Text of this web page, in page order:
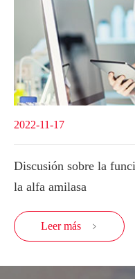
2022-11-17
Discusión sobre la
la alfa amilasa
Leer más 